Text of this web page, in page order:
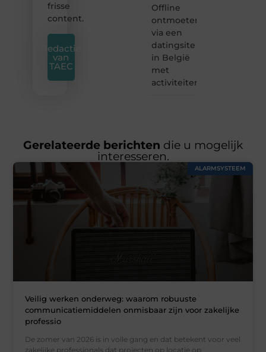
frisse
content.
Redactie
van
TAEC
Offline
ontmoeten
via een
datingsite
in België
met
activiteiten
Gerelateerde berichten die u mogelijk
interesseren.
ALARMSYSTEEM
Veilig werken onderweg: waarom robuuste
communicatiemiddelen onmisbaar zijn voor zakelijke
professio
De zomer van 2026 is in volle gang en dat betekent voor veel
zakelijke professionals dat projecten op locatie op